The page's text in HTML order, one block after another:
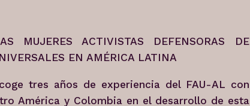
MUJERES ACTIVISTAS DEFENSORAS DE
EN AMÉRICA LATINA
tres años de experiencia del FAU-AL con
América y Colombia en el desarrollo de esta